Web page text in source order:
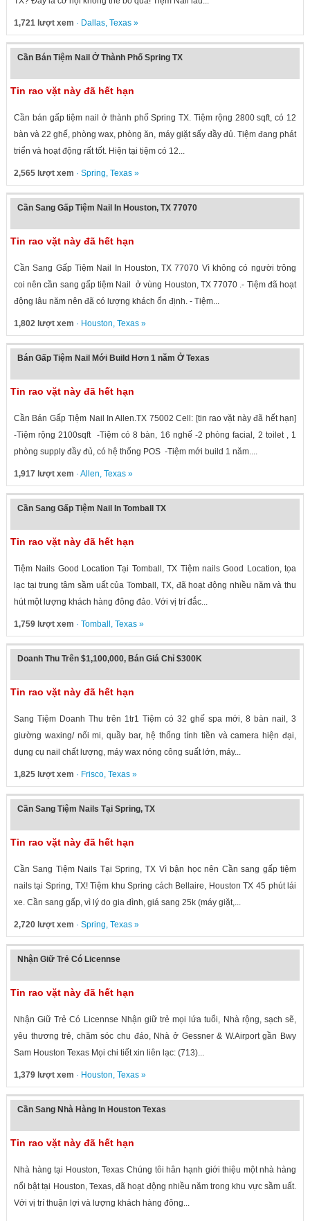
1,721 lượt xem · Dallas, Texas»
Cần Bán Tiệm Nail Ở Thành Phố Spring TX
Tin rao vặt này đã hết hạn
Cần bán gấp tiệm nail ở thành phố Spring TX. Tiệm rộng 2800 sqft, có 12
bàn và 22 ghế, phòng wax, phòng ăn, máy giặt sấy đầy đủ. Tiệm đang phát
triển và hoạt động rất tốt. Hiện tại tiệm có 12...
2,565 lượt xem · Spring, Texas»
Cần Sang Gấp Tiệm Nail In Houston, TX 77070
Tin rao vặt này đã hết hạn
Cần Sang Gấp Tiệm Nail In Houston, TX 77070 Vì không có người trông
coi nên cần sang gấp tiệm Nail ở vùng Houston, TX 77070 .- Tiệm đã hoạt
động lâu năm nên đã có lượng khách ổn định. - Tiệm...
1,802 lượt xem · Houston, Texas»
Bán Gấp Tiệm Nail Mới Build Hơn 1 năm Ở Texas
Tin rao vặt này đã hết hạn
Cần Bán Gấp Tiệm Nail In Allen.TX 75002 Cell: [tin rao vặt này đã hết hạn]
-Tiệm rộng 2100sqft -Tiệm có 8 bàn, 16 nghế -2 phòng facial, 2 toilet , 1
phòng supply đầy đủ, có hệ thống POS -Tiệm mới build 1 năm....
1,917 lượt xem · Allen, Texas»
Cần Sang Gấp Tiệm Nail In Tomball TX
Tin rao vặt này đã hết hạn
Tiệm Nails Good Location Tại Tomball, TX Tiệm nails Good Location, tọa
lạc tại trung tâm sầm uất của Tomball, TX, đã hoạt động nhiều năm và thu
hút một lượng khách hàng đông đảo. Với vị trí đắc...
1,759 lượt xem · Tomball , Texas»
Doanh Thu Trên $1,100,000, Bán Giá Chỉ $300K
Tin rao vặt này đã hết hạn
Sang Tiệm Doanh Thu trên 1tr1 Tiệm có 32 ghế spa mới, 8 bàn nail, 3
giường waxing/ nối mi, quầy bar, hệ thống tính tiền và camera hiện đại,
dụng cụ nail chất lượng, máy wax nóng công suất lớn, máy...
1,825 lượt xem · Frisco, Texas»
Cần Sang Tiệm Nails Tại Spring, TX
Tin rao vặt này đã hết hạn
Cần Sang Tiệm Nails Tại Spring, TX Vì bận học nên Cần sang gấp tiệm
nails tại Spring, TX! Tiệm khu Spring cách Bellaire, Houston TX 45 phút lái
xe. Cần sang gấp, vì lý do gia đình, giá sang 25k (máy giặt,...
2,720 lượt xem · Spring, Texas»
Nhận Giữ Trẻ Có Licennse
Tin rao vặt này đã hết hạn
Nhận Giữ Trẻ Có Licennse Nhận giữ trẻ mọi lứa tuổi, Nhà rộng, sạch sẽ,
yêu thương trẻ, chăm sóc chu đáo, Nhà ở Gessner & W.Airport gần Bwy
Sam Houston Texas Mọi chi tiết xin liên lạc: (713)...
1,379 lượt xem · Houston, Texas»
Cần Sang Nhà Hàng In Houston Texas
Tin rao vặt này đã hết hạn
Nhà hàng tại Houston, Texas Chúng tôi hân hạnh giới thiệu một nhà hàng
nổi bật tại Houston, Texas, đã hoạt động nhiều năm trong khu vực sầm uất.
Với vị trí thuận lợi và lượng khách hàng đông...